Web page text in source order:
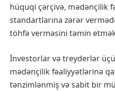
hüquqi çərçivə, mədənçilik
standartlarına zərər
töhfə verməsini təmin etmək
İnvestorlar və treyderlər
mədənçilik fəaliyyətlərinə
tənzimlənmiş və sabit bir